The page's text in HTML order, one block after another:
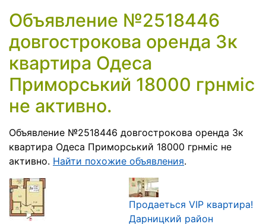
Объявление №2518446
довгострокова оренда 3к
квартира Одеса
Приморський 18000 грнміс
не активно.
Объявление №2518446 довгострокова оренда 3к
квартира Одеса Приморський 18000 грнміс не
активно. Найти похожие объявления.
Продаеться VIP квартира!
Дарницкий район